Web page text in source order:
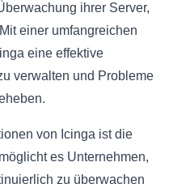
ihrer Server,
einer umfangreichen
eine effektive
verwalten und Probleme
von Icinga ist die
es Unternehmen,
zu überwachen